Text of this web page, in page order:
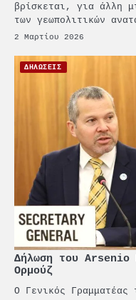
βρίσκεται, για άλλη
των γεωπολιτικών
2 Μαρτίου 2026
ΔΗΛΩΣΕΙΣ
Δήλωση του Arsenio
Ορμούζ
Ο Γενικός Γραμματέας
PCT: